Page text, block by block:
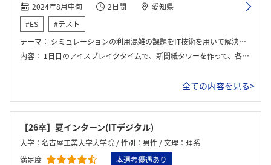
2024年8月中旬
2日間
愛知県
#ES
#テスト
テーマ： シミュレーションの利用混雑の課題をIT技術を用いて解決する方法の提案
内容： 1日目のアイスブレイクタイムで、新聞紙タワーを作って、各チームで「高さ」「速さ」の観点で勝負をした。その後「シミュレーションの利用混雑の課題をIT技術を用いて解決する方法の提案」のグループワークを行った。2日目の午前中は、「シミュレーションの利用混雑の課題をIT技術を用いて解決する方法の提案」の発表資料を作成し、発表会を行った。午後は、先輩社員の4名の方との座談会を行った。
全ての内容を見る>
【26卒】夏インターン(ITデジタル)
大学：名古屋工業大学大学院 / 性別：男性 / 文理：理系
満足度
本選考優遇あり